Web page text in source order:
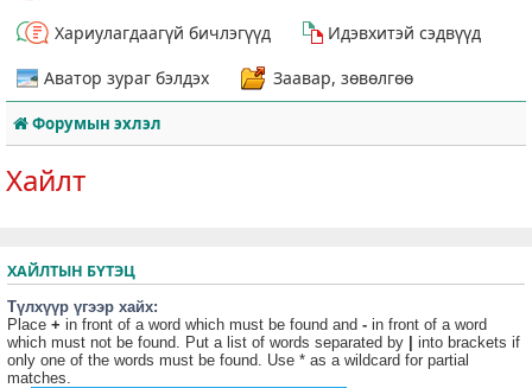
Хариулагдаагүй бичлэгүүд
Идэвхитэй сэдвүүд
Аватор зураг бэлдэх
Заавар, зөвөлгөө
Форумын эхлэл
Хайлт
ХАЙЛТЫН БҮТЭЦ
Түлхүүр үгээр хайх:
Place + in front of a word which must be found and - in front of a word
which must not be found. Put a list of words separated by | into brackets if
only one of the words must be found. Use * as a wildcard for partial
matches.